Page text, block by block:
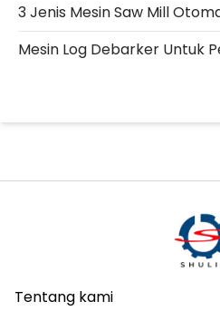
3 Jenis Mesin Saw Mill
Mesin Log Debarker Untuk
Tentang kami